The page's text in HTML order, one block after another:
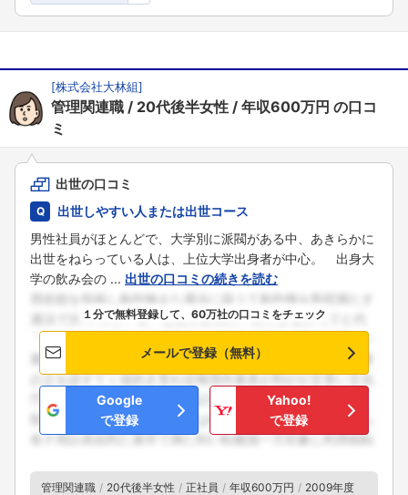
フォローしました
[株式会社大林組]
管理関連職 20代後半女性 年収600万円 の口コ
ミ
出世の口コミ
出世しやすい人または出世コース
男性社員がほとんどで、大学別に派閥がある中、あきらかに
出世をねらっている人は、上位大学出身者が中心。 出身大
学の飲み会の ... 出世の口コミの続きを読む
１分で無料登録して、60万社の口コミをチェック
メールで登録（無料）
Google
で登録
Yahoo!
で登録
管理関連職 20代後半女性 正社員 年収600万円 2009年度